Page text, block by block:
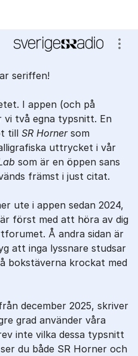
seriffen!
I appen (och på
vi två egna typsnitt. En
till SR Hornersom
uttrycket i vår
som är en öppen sans
främst i just citat.
ute i appen sedan 2024,
först med att höra av dig
Å andra sidan är
att inga lyssnare studsar
bokstäverna krockat med
december 2025, skriver
grad använder våra
inte vilka dessa typsnitt
du både SR Horner och